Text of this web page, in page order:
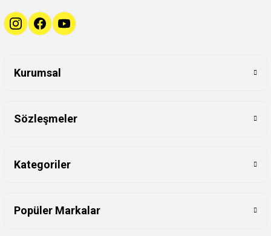
Kurumsal
Sözleşmeler
Kategoriler
Popüler Markalar